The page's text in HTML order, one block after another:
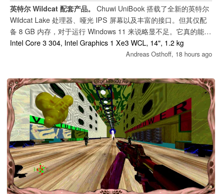
英特尔 Wildcat 配套产品。
Chuwi UniBook 搭载了全新的英特尔
Wildcat Lake 处理器、哑光 IPS 屏幕以及丰富的接口。但其仅配
备 8 GB 内存，对于运行 Windows 11 来说略显不足。它真的能成
为 MacBook Neo 的合适竞争对手吗？还是说在性能上做了太多妥
Intel Core 3 304, Intel Graphics 1 Xe3 WCL, 14", 1.2 kg
Andreas Osthoff, 18 hours ago